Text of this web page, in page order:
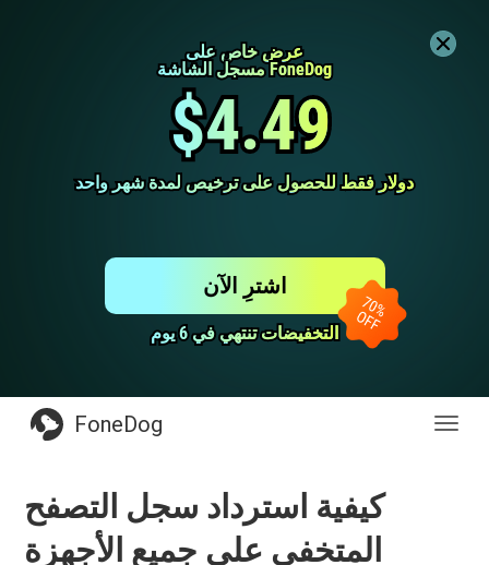
عرض خاص على
عرض خاص على
مسجل الشاشة FoneDog
مسجل الشاشة FoneDog
$4.49
$4.49
دولار فقط للحصول على ترخيص لمدة شهر واحد
دولار فقط للحصول على ترخيص لمدة شهر واحد
التخفيضات تنتهي في 6 يوم
التخفيضات تنتهي في 6 يوم
اشترِ الآن
FoneDog
كيفية استرداد سجل التصفح
المتخفي على جميع الأجهزة